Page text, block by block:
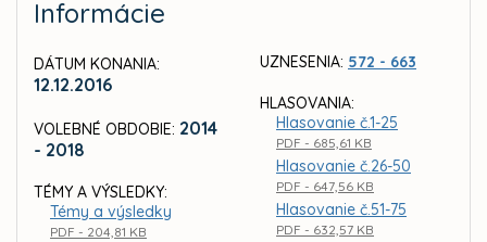
Informácie
DÁTUM KONANIA:
12.12.2016
VOLEBNÉ OBDOBIE: 2014
- 2018
TÉMY A VÝSLEDKY:
Témy a výsledky
PDF - 204,81 KB
UZNESENIA: 572 - 663
HLASOVANIA:
Hlasovanie č.1-25
PDF - 685,61 KB
Hlasovanie č.26-50
PDF - 647,56 KB
Hlasovanie č.51-75
PDF - 632,57 KB